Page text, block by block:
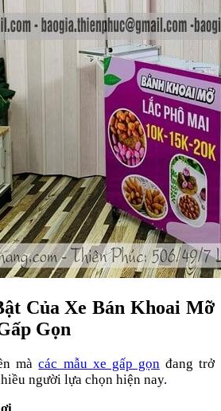
Của Xe Bán Khoai Mỡ
Gọn
màcác mẫu xe gấp gọn đang trở
người lựa chọn hiện nay.